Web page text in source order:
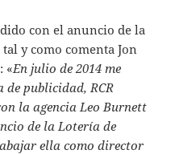
con el anuncio de la
y como comenta Jon
: «En julio de 2014 me
publicidad, RCR
la agencia Leo Burnett
de la Lotería de
ella como director